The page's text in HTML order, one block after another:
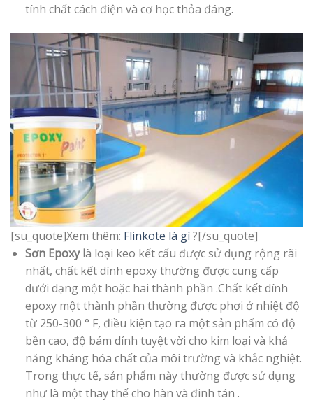
tính chất cách điện và cơ học thỏa đáng.
[su_quote]Xem thêm: Flinkote là gì?[/su_quote]
Sơn Epoxy là loại keo kết cấu được sử dụng rộng rãi
nhất, chất kết dính epoxy thường được cung cấp
dưới dạng một hoặc hai thành phần .Chất kết dính
epoxy một thành phần thường được phơi ở nhiệt độ
từ 250-300 ° F, điều kiện tạo ra một sản phẩm có độ
bền cao, độ bám dính tuyệt vời cho kim loại và khả
năng kháng hóa chất của môi trường và khắc nghiệt.
Trong thực tế, sản phẩm này thường được sử dụng
như là một thay thế cho hàn và đinh tán .